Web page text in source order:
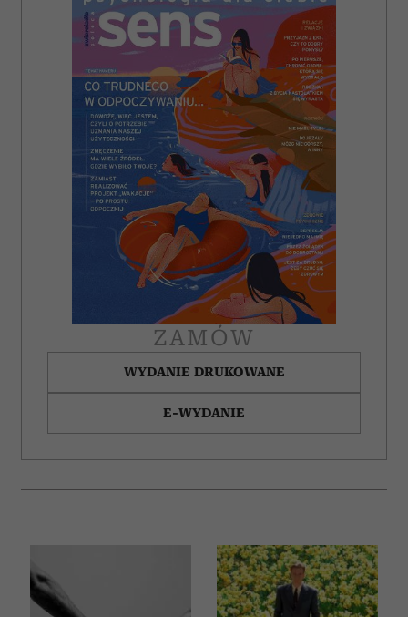
korzystasz z naszej witryny, udostępniamy partnerom
społecznościowym, reklamowym i analitycznym.
Partnerzy mogą połączyć te informacje z innymi danymi
otrzymanymi od Ciebie lub uzyskanymi podczas
korzystania z ich usług.
ZAMÓW
WYDANIE DRUKOWANE
E-WYDANIE